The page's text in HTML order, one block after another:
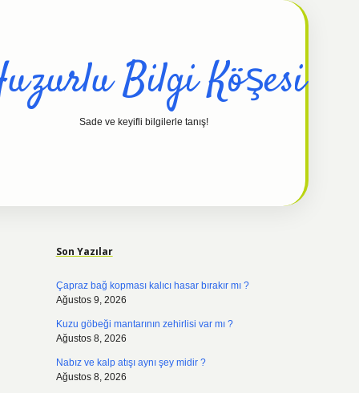
Bilgi Köşesi
Sade ve keyifli bilgilerle tanış!
Son Yazılar
Çapraz bağ kopması kalıcı hasar bırakır mı ?
Ağustos 9, 2026
Kuzu göbeği mantarının zehirlisi var mı ?
Ağustos 8, 2026
Nabız ve kalp atışı aynı şey midir ?
Ağustos 8, 2026